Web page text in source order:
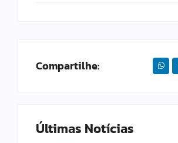
Compartilhe:
Últimas Notícias